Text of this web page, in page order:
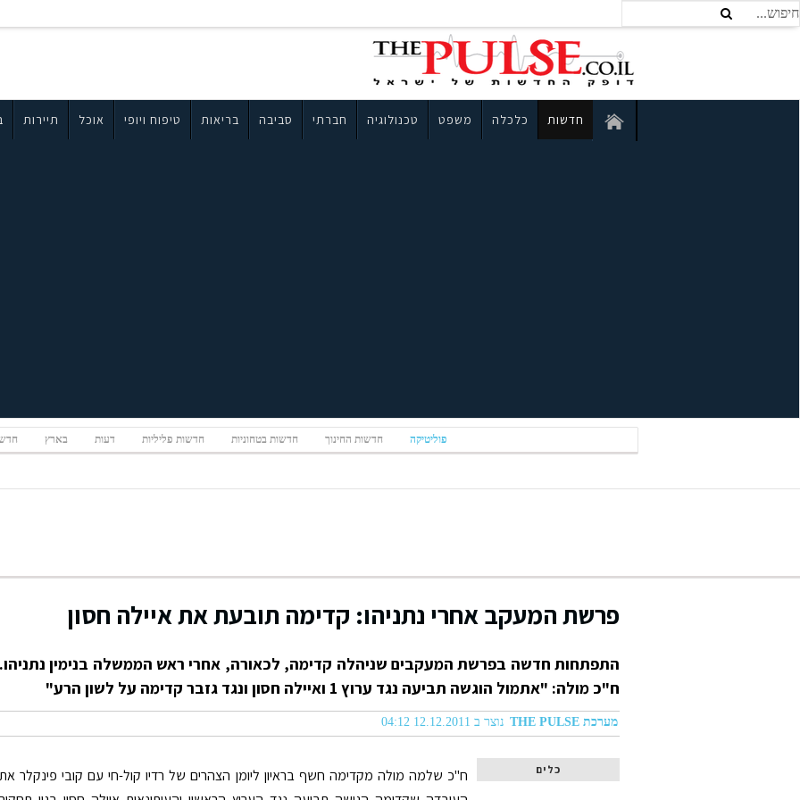
חדשות כלכלה משפט טכנולוגיה חברתי סביבה בריאות טיפוח ויופי אוכל תיירות
פוליטיקה חדשות החינוך חדשות בטחוניות חדשות פליליות דעות בארץ
פרשת המעקב אחרי נתניהו: קדימה תובעת את איילה חסון
התפתחות חדשה בפרשת המעקבים שניהלה קדימה, לכאורה, אחרי ראש הממשלה בנימין נתניהו.
ח"כ מולה: "אתמול הוגשה תביעה נגד ערוץ 1 ואיילה חסון ונגד גזבר קדימה על לשון הרע"
מערכת THE PULSE נוצר ב 12.12.2011 04:12
כלים
ח"כ שלמה מולה מקדימה חשף בראיון ליומן הצהרים של רדיו קול-חי עם קובי פינקלר את